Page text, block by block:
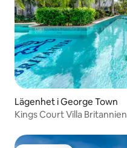
Lägenhet i George Town
Kings Court Villa Britannien